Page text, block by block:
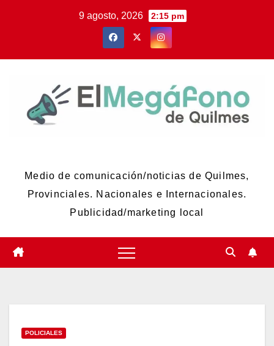
9 agosto, 2026 2:15 pm
Medio de comunicación/noticias de Quilmes,
Provinciales. Nacionales e Internacionales.
Publicidad/marketing local
POLICIALES